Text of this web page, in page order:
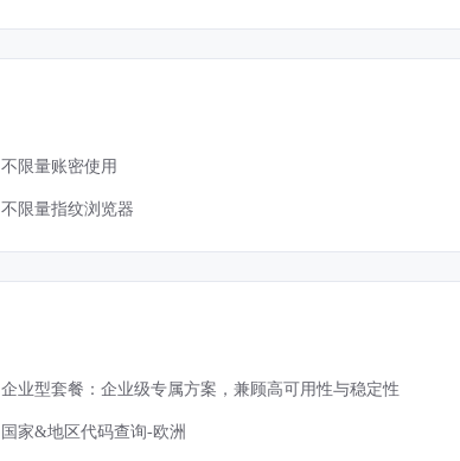
不限量账密使用
不限量指纹浏览器
企业型套餐：企业级专属方案，兼顾高可用性与稳定性
国家&地区代码查询-欧洲